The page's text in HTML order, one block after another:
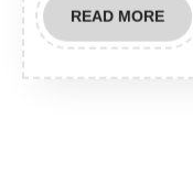
READ MORE